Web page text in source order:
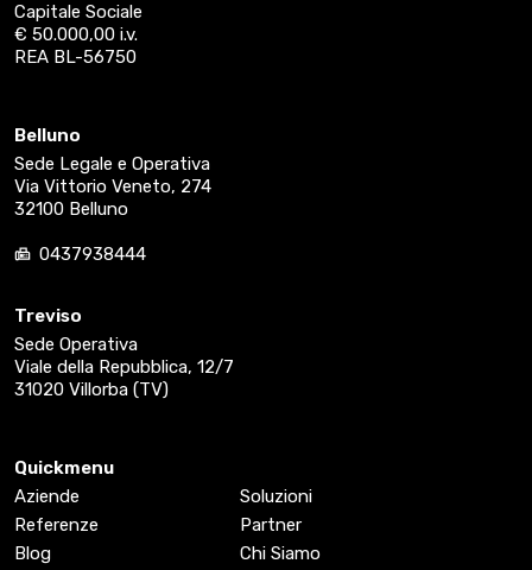
Capitale Sociale
€ 50.000,00 i.v.
REA BL-56750
Belluno
Sede Legale e Operativa
Via Vittorio Veneto, 274
32100 Belluno
0437938444
Treviso
Sede Operativa
Viale della Repubblica, 12/7
31020 Villorba (TV)
Quickmenu
Aziende
Soluzioni
Referenze
Partner
Blog
Chi Siamo